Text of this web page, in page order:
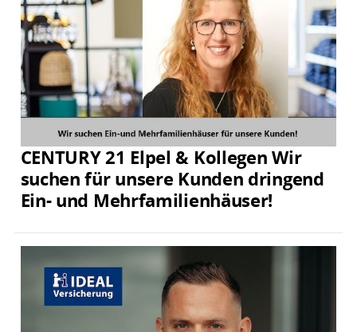
CENTURY 21 Elpel & Kollegen Wir
suchen für unsere Kunden dringend
Ein- und Mehrfamilienhäuser!